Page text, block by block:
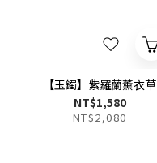
【玉鐲】紫羅蘭薰衣草
NT$1,580
NT$2,080